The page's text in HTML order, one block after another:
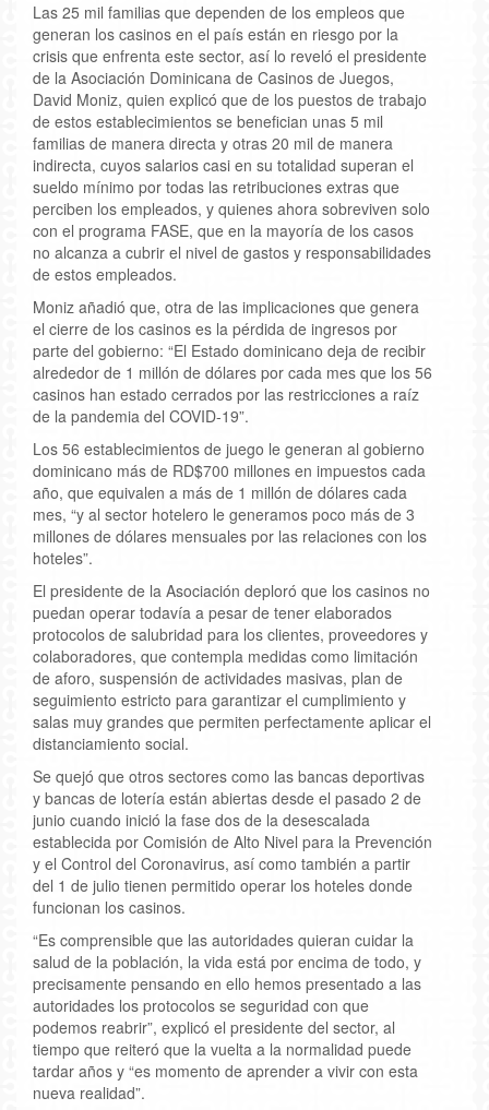
Las 25 mil familias que dependen de los empleos que
generan los casinos en el país están en riesgo por la
crisis que enfrenta este sector, así lo reveló el presidente
de la Asociación Dominicana de Casinos de Juegos,
David Moniz, quien explicó que de los puestos de trabajo
de estos establecimientos se benefician unas 5 mil
familias de manera directa y otras 20 mil de manera
indirecta, cuyos salarios casi en su totalidad superan el
sueldo mínimo por todas las retribuciones extras que
perciben los empleados, y quienes ahora sobreviven solo
con el programa FASE, que en la mayoría de los casos
no alcanza a cubrir el nivel de gastos y responsabilidades
de estos empleados.
Moniz añadió que, otra de las implicaciones que genera
el cierre de los casinos es la pérdida de ingresos por
parte del gobierno: “El Estado dominicano deja de recibir
alrededor de 1 millón de dólares por cada mes que los 56
casinos han estado cerrados por las restricciones a raíz
de la pandemia del COVID-19”.
Los 56 establecimientos de juego le generan al gobierno
dominicano más de RD$700 millones en impuestos cada
año, que equivalen a más de 1 millón de dólares cada
mes, “y al sector hotelero le generamos poco más de 3
millones de dólares mensuales por las relaciones con los
hoteles”.
El presidente de la Asociación deploró que los casinos no
puedan operar todavía a pesar de tener elaborados
protocolos de salubridad para los clientes, proveedores y
colaboradores, que contempla medidas como limitación
de aforo, suspensión de actividades masivas, plan de
seguimiento estricto para garantizar el cumplimiento y
salas muy grandes que permiten perfectamente aplicar el
distanciamiento social.
Se quejó que otros sectores como las bancas deportivas
y bancas de lotería están abiertas desde el pasado 2 de
junio cuando inició la fase dos de la desescalada
establecida por Comisión de Alto Nivel para la Prevención
y el Control del Coronavirus, así como también a partir
del 1 de julio tienen permitido operar los hoteles donde
funcionan los casinos.
“Es comprensible que las autoridades quieran cuidar la
salud de la población, la vida está por encima de todo, y
precisamente pensando en ello hemos presentado a las
autoridades los protocolos se seguridad con que
podemos reabrir”, explicó el presidente del sector, al
tiempo que reiteró que la vuelta a la normalidad puede
tardar años y “es momento de aprender a vivir con esta
nueva realidad”.